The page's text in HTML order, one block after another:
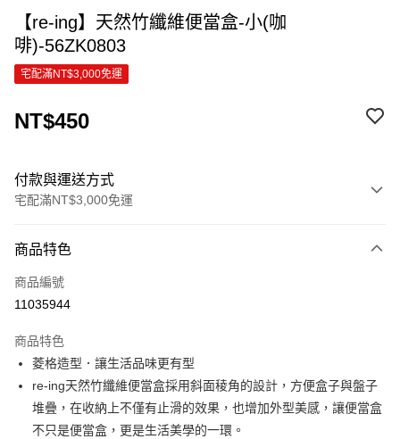
【re-ing】天然竹纖維便當盒-小(咖
啡)-56ZK0803
宅配滿NT$3,000免運
NT$450
付款與運送方式
宅配滿NT$3,000免運
信用卡一次付款
信用卡分期付款
合作金庫商業銀行
華南商業銀行
上海商業儲蓄銀行
台北富邦商業銀行
國泰世華商業銀行
兆豐國際商業銀行
臺灣中小企業銀行
台中商業銀行
6 期 0 利率 每期
華南商業銀行
彰化商業銀行
上海商業儲蓄銀行
台北富邦商業銀行
國泰世華商業銀行
兆豐國際商業銀行
運送方式
黑貓宅急便
商品特色
商品編號
11035944
商品特色
菱格造型．讓生活品味更有型
re-ing天然竹纖維便當盒採用斜面稜角的設計，方便盒子與盤子
堆疊，在收納上不僅有止滑的效果，也增加外型美感，讓便當盒
不只是便當盒，更是生活美學的一環。